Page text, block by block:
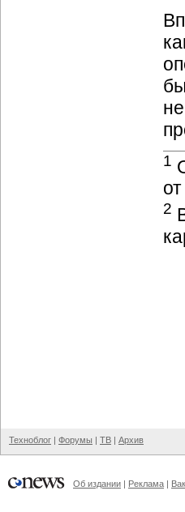
1
2
Техноблог | Форумы | ТВ | Архив
Об издании | Реклама |